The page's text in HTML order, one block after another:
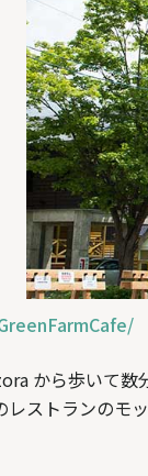
から歩いて
レストランのモ